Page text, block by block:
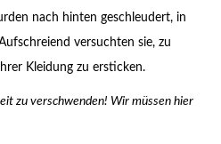
nach hinten geschleudert, in
versuchten sie, zu
Kleidung zu ersticken.
zu verschwenden! Wir müssen hier